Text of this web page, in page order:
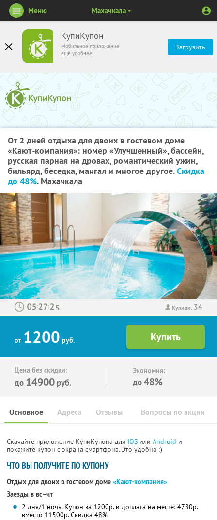
КупиКупон
Мобильное приложение
ещё удобнее
Загрузить
Меню Махачкала
От 2 дней отдыха для двоих в гостевом доме
«Кают-компания»: номер «Улучшенный», бассейн,
русская парная на дровах, романтический ужин,
бильярд, беседка, мангал и многое другое.Скидка
до 48%. Махачкала
Купили: 34
: :
от 1200 руб.
Цена без скидки:
до 14900 руб.
Экономия:
до48%
Основное Отзывы Вопросы по акции
Адреса
Скачайте приложение КупиКупона для IOS или Android и
покажите купон с экрана смартфона. Это удобно :)
ЧТО ВЫ ПОЛУЧИТЕ ПО КУПОНУ
Отдых для двоих в гостевом доме «Кают-компания»
Заезды в вс–чт
2 дня/1 ночь. Купон за 1200р. и доплата на месте: 4780р.
вместо 11500р. Скидка 48%